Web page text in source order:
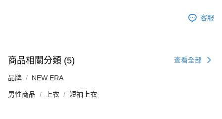
客服
商品相關分類 (5) 查看全部
品牌 NEW ERA
男性商品 上衣 短袖上衣